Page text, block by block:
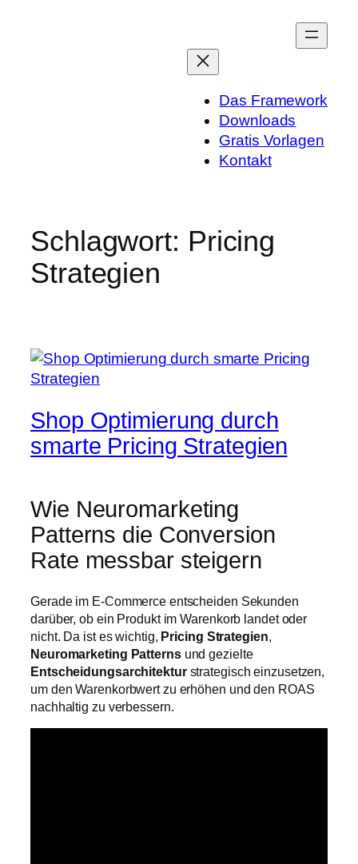
Das Framework
Downloads
Gratis Vorlagen
Kontakt
Schlagwort: Pricing
Strategien
Shop Optimierung durch
smarte Pricing Strategien
Wie Neuromarketing
Patterns die Conversion
Rate messbar steigern
Gerade im E-Commerce entscheiden Sekunden
darüber, ob ein Produkt im Warenkorb landet oder
nicht. Da ist es wichtig, Pricing Strategien,
Neuromarketing Patternsund gezielte
Entscheidungsarchitekturstrategisch einzusetzen,
um den Warenkorbwert zu erhöhen und den ROAS
nachhaltig zu verbessern.